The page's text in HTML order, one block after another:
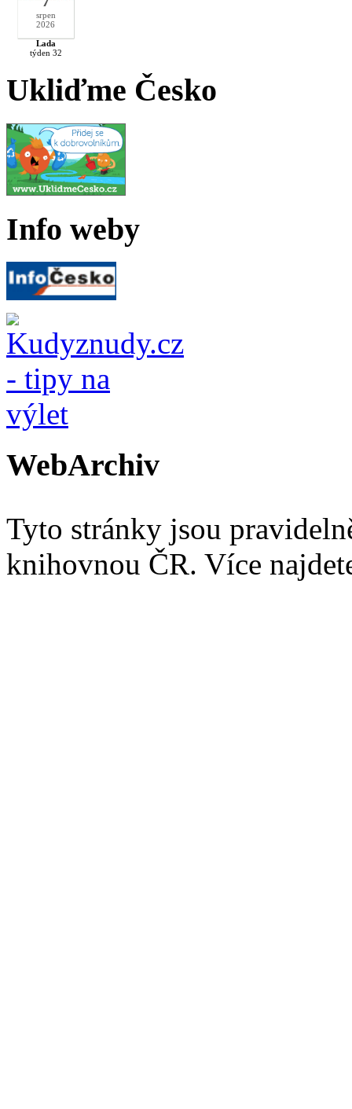
srpen
2026
Lada
týden 32
Ukliďme Česko
Info weby
WebArchiv
Tyto stránky jsou
knihovnou ČR. Více